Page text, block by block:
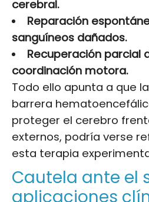
cerebral.
Reparación
sanguíneos dañados.
Recuperación parcial
coordinación motora.
Todo ello apunta a que
barrera
proteger el cerebro
externos, podría verse
esta terapia
Cautela ante el
aplicaciones